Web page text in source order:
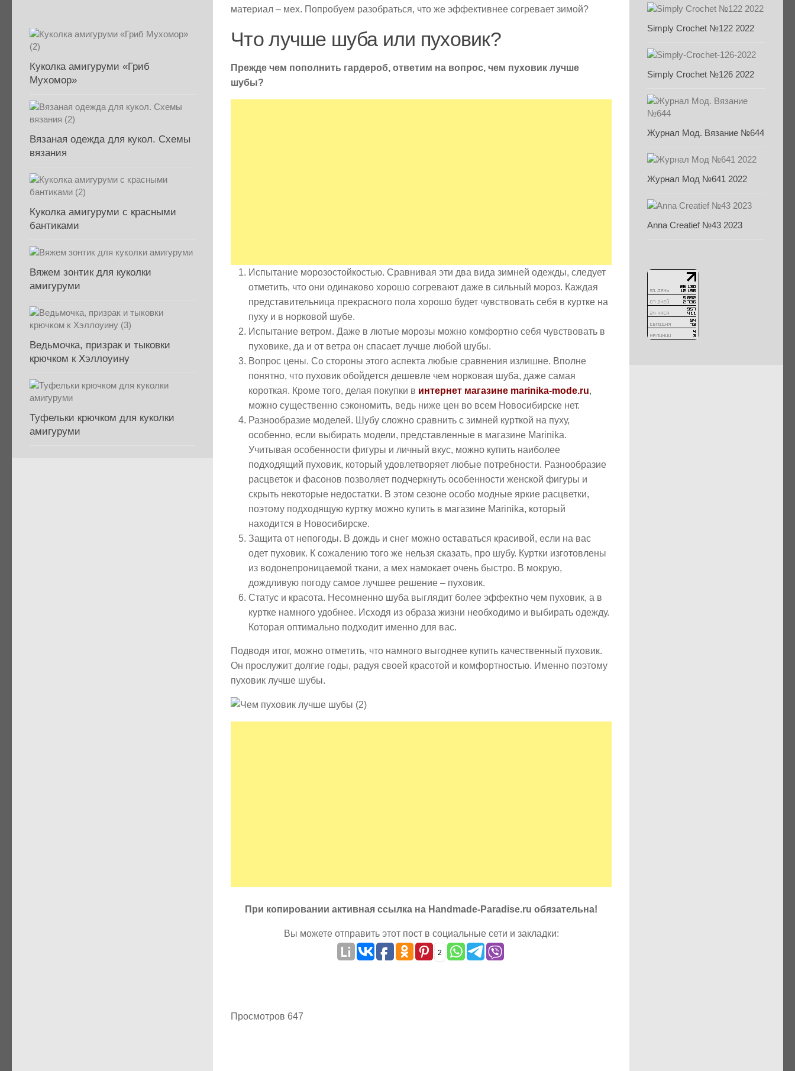
материал – мех. Попробуем разобраться, что же эффективнее согревает зимой?
Что лучше шуба или пуховик?
Прежде чем пополнить гардероб, ответим на вопрос, чем пуховик лучше
шубы?
Испытание морозостойкостью. Сравнивая эти два вида зимней одежды, следует
отметить, что они одинаково хорошо согревают даже в сильный мороз. Каждая
представительница прекрасного пола хорошо будет чувствовать себя в куртке на
пуху и в норковой шубе.
Испытание ветром. Даже в лютые морозы можно комфортно себя чувствовать в
пуховике, да и от ветра он спасает лучше любой шубы.
Вопрос цены. Со стороны этого аспекта любые сравнения излишне. Вполне
понятно, что пуховик обойдется дешевле чем норковая шуба, даже самая
короткая. Кроме того, делая покупки в интернет магазине marinika-mode.ru,
можно существенно сэкономить, ведь ниже цен во всем Новосибирске нет.
Разнообразие моделей. Шубу сложно сравнить с зимней курткой на пуху,
особенно, если выбирать модели, представленные в магазине Marinika.
Учитывая особенности фигуры и личный вкус, можно купить наиболее
подходящий пуховик, который удовлетворяет любые потребности. Разнообразие
расцветок и фасонов позволяет подчеркнуть особенности женской фигуры и
скрыть некоторые недостатки. В этом сезоне особо модные яркие расцветки,
поэтому подходящую куртку можно купить в магазине Marinika, который
находится в Новосибирске.
Защита от непогоды. В дождь и снег можно оставаться красивой, если на вас
одет пуховик. К сожалению того же нельзя сказать, про шубу. Куртки изготовлены
из водонепроницаемой ткани, а мех намокает очень быстро. В мокрую,
дождливую погоду самое лучшее решение – пуховик.
Статус и красота. Несомненно шуба выглядит более эффектно чем пуховик, а в
куртке намного удобнее. Исходя из образа жизни необходимо и выбирать одежду.
Которая оптимально подходит именно для вас.
Подводя итог, можно отметить, что намного выгоднее купить качественный пуховик.
Он прослужит долгие годы, радуя своей красотой и комфортностью. Именно поэтому
пуховик лучше шубы.
При копировании активная ссылка на Handmade-Paradise.ru обязательна!
Вы можете отправить этот пост в социальные сети и закладки:
2
Просмотров 647
Куколка амигуруми «Гриб
Мухомор»
Вязаная одежда для кукол. Схемы
вязания
Куколка амигуруми с красными
бантиками
Вяжем зонтик для куколки
амигуруми
Ведьмочка, призрак и тыковки
крючком к Хэллоуину
Туфельки крючком для куколки
амигуруми
Simply Crochet №122 2022
Simply Crochet №126 2022
Журнал Мод. Вязание №644
Журнал Мод №641 2022
Anna Creatief №43 2023